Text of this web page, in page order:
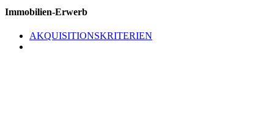
Immobilien-Erwerb
AKQUISITIONSKRITERIEN